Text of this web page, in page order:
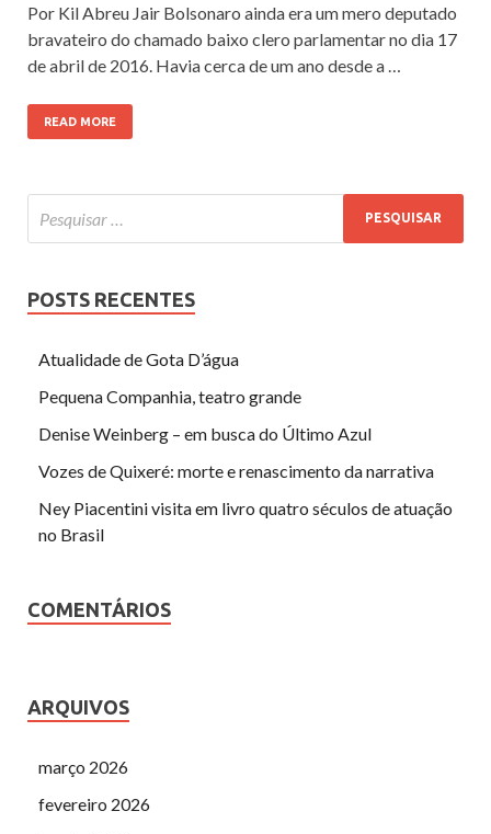
Por Kil Abreu Jair Bolsonaro ainda era um mero deputado
bravateiro do chamado baixo clero parlamentar no dia 17
de abril de 2016. Havia cerca de um ano desde a …
READ MORE
POSTS RECENTES
Atualidade de Gota D’água
Pequena Companhia, teatro grande
Denise Weinberg – em busca do Último Azul
Vozes de Quixeré: morte e renascimento da narrativa
Ney Piacentini visita em livro quatro séculos de atuação
no Brasil
COMENTÁRIOS
ARQUIVOS
março 2026
fevereiro 2026